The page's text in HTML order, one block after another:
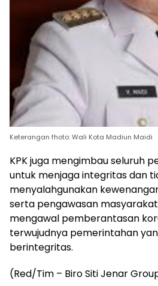
Keterangan fhoto: Wali Kota Madiun Maidi
KPK juga mengimbau seluruh
untuk menjaga integritas dan
menyalahgunakan
serta pengawasan
mengawal pemberantasan
terwujudnya pemerintahan
berintegritas.
(Red/Tim – Biro Siti Jenar